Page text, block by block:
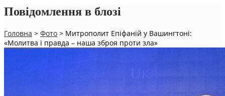
Повідомлення в блозі
Головна > Фото > Митрополит Епіфаній у Вашингтоні:
«Молитва і правда – наша зброя проти зла»